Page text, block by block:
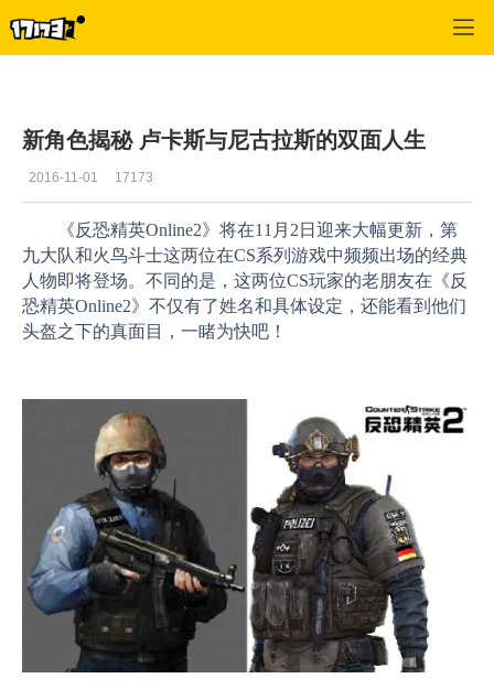
新角色揭秘 卢卡斯与尼古拉斯的双面人生
2016-11-01 17173
《反恐精英Online2》将在11月2日迎来大幅更新，第
九大队和火鸟斗士这两位在CS系列游戏中频频出场的经典
人物即将登场。不同的是，这两位CS玩家的老朋友在《反
恐精英Online2》不仅有了姓名和具体设定，还能看到他们
头盔之下的真面目，一睹为快吧！